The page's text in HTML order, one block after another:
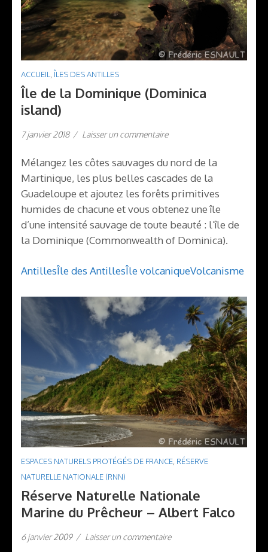
ACCUEIL, ÎLES DES ANTILLES
Île de la Dominique (Dominica
island)
7 janvier 2018 / Laisser un commentaire
Mélangez les côtes sauvages du nord de la
Martinique, les plus belles cascades de la
Guadeloupe et ajoutez les forêts primitives
humides de chacune et vous obtenez une île
d’une intensité sauvage de toute beauté : l’île de
la Dominique (Commonwealth of Dominica).
AntillesÎle des AntillesÎle volcaniqueVolcanisme
ESPACES NATURELS PROTÉGÉS DE FRANCE RÉSERVE
NATURELLE NATIONALE (RNN)
Réserve Naturelle Nationale
Marine du Prêcheur – Albert Falco
6 janvier 2009 / Laisser un commentaire